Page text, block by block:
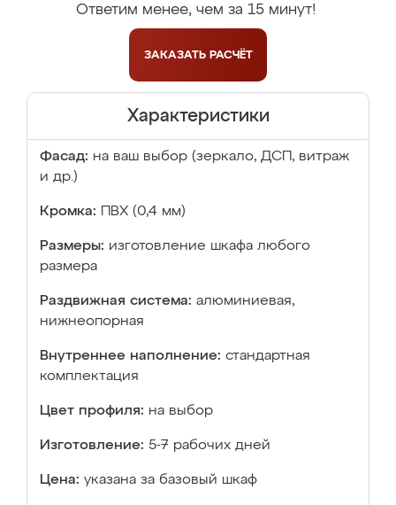
Ответим менее, чем за 15 минут!
ЗАКАЗАТЬ РАСЧЁТ
Характеристики
Фасад: на ваш выбор (зеркало, ДСП, витраж
и др.)
Кромка: ПВХ (0,4 мм)
Размеры: изготовление шкафа любого
размера
Раздвижная система: алюминиевая,
нижнеопорная
Внутреннее наполнение: стандартная
комплектация
Цвет профиля: на выбор
Изготовление: 5-7 рабочих дней
Цена: указана за базовый шкаф